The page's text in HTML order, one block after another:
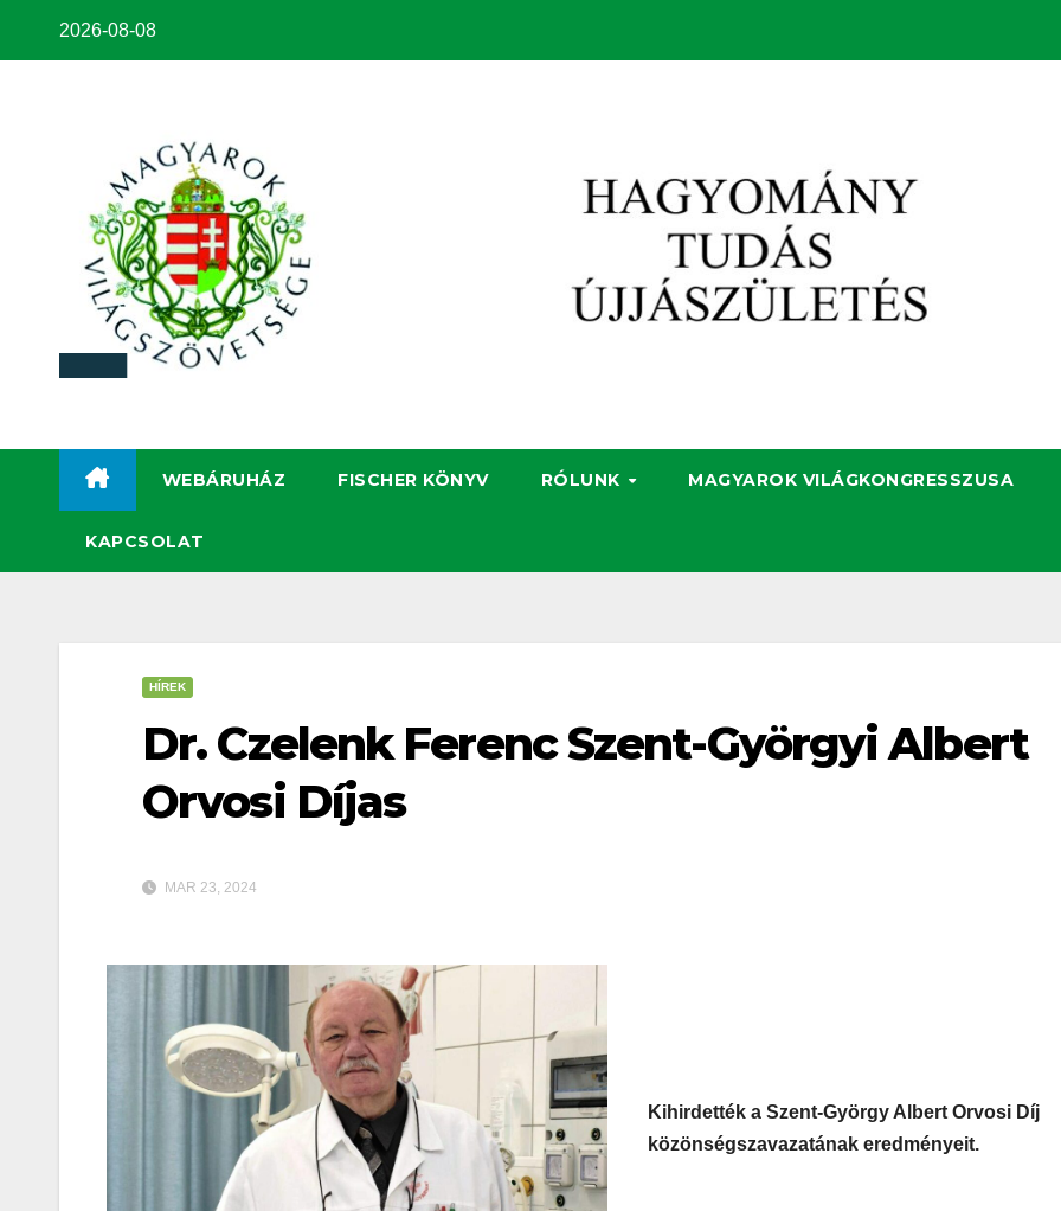
2026-08-08
WEBÁRUHÁZ FISCHER KÖNYV RÓLUNK MAGYAROK VILÁGKONGRESSZUSA
KAPCSOLAT
HÍREK
Dr. Czelenk Ferenc Szent-Györgyi Albert
Orvosi Díjas
MAR 23, 2024
Kihirdették a Szent-György Albert Orvosi Díj
közönségszavazatának eredményeit.